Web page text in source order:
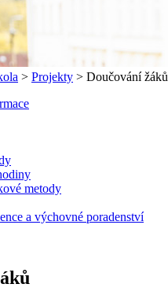
> Projekty > Doučování žáků
metody
a výchovné poradenství